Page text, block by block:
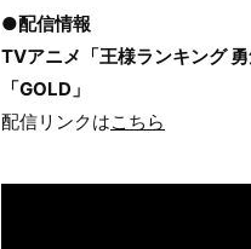
●配信情報
TVアニメ「王様ランキング
「GOLD」
配信リンクはこちら